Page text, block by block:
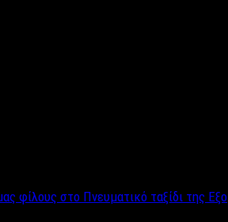
φίλους στο Πνευματικό ταξίδι της